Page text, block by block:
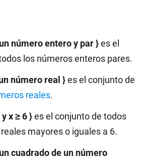
número entero y par }es el
los números enteros pares.
número real }es el conjunto de
reales.
x ≥ 6 }es el conjunto de todos
mayores o iguales a 6.
cuadrado de un número